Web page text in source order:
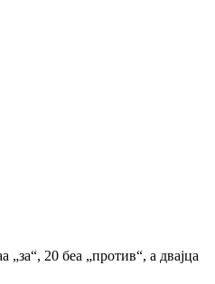
20 беа „против“, а двајца